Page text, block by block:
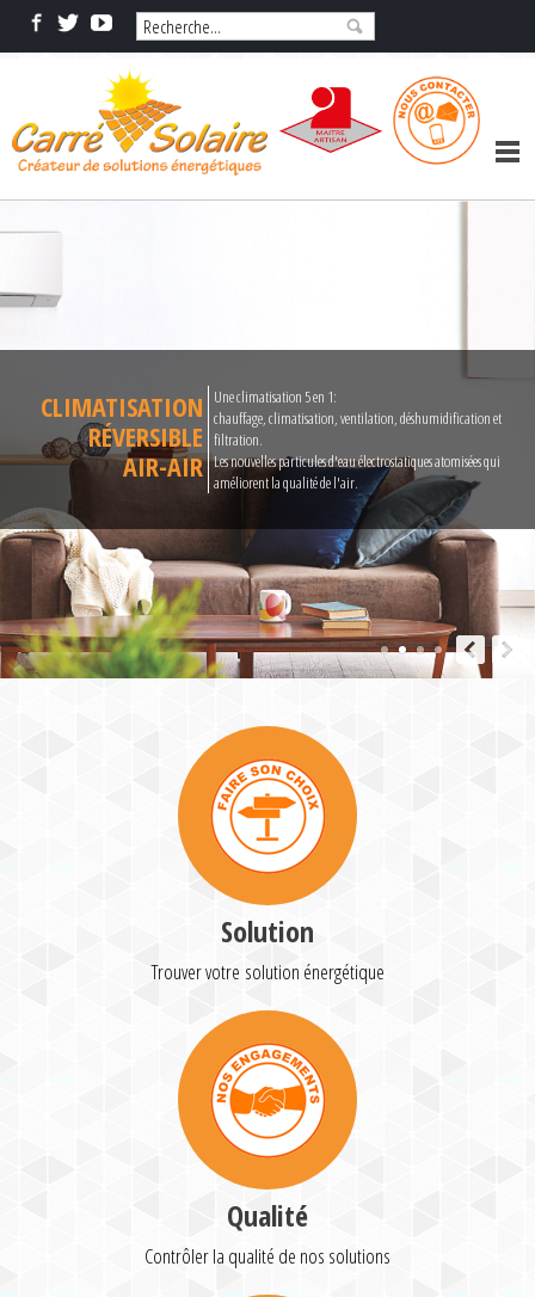
CLIMATISATION
RÉVERSIBLE
AIR-AIR
Une climatisation 5 en 1:
chauffage, climatisation, ventilation, déshumidification et
filtration.
Les nouvelles particules d'eau électrostatiques atomisées qui
améliorent la qualité de l'air.
Solution
Trouver votre solution énergétique
Qualité
Contrôler la qualité de nos solutions